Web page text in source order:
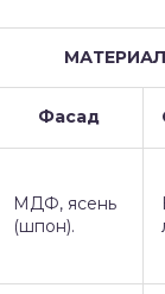
Фасад
МДФ, ясень
(шпон).